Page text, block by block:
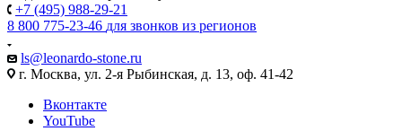
+7 (495) 988-29-21
8 800 775-23-46 для звонков из регионов
ls@leonardo-stone.ru
г. Москва, ул. 2-я Рыбинская, д. 13, оф. 41-42
Вконтакте
YouTube